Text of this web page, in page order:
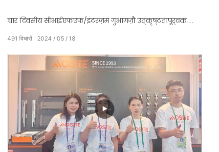
चार दिवसीय सीआईएफएफ/इंटरज़म गुआंगज़ौ उत्कृष्टतापूर्वक
समाप्त हुआ! AOSITE उत्पादों और सेवाओं के समर्थन और मान्यता
2024 05 18
491 विचारों